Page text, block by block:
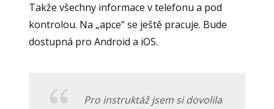
Takže všechny informace v telefonu a pod
kontrolou. Na „apce“ se ještě pracuje. Bude
dostupná pro Android a iOS.
Pro instruktáž jsem si dovolila